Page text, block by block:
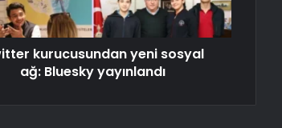
kurucusundan yeni sosyal
ağ: Bluesky yayınlandı